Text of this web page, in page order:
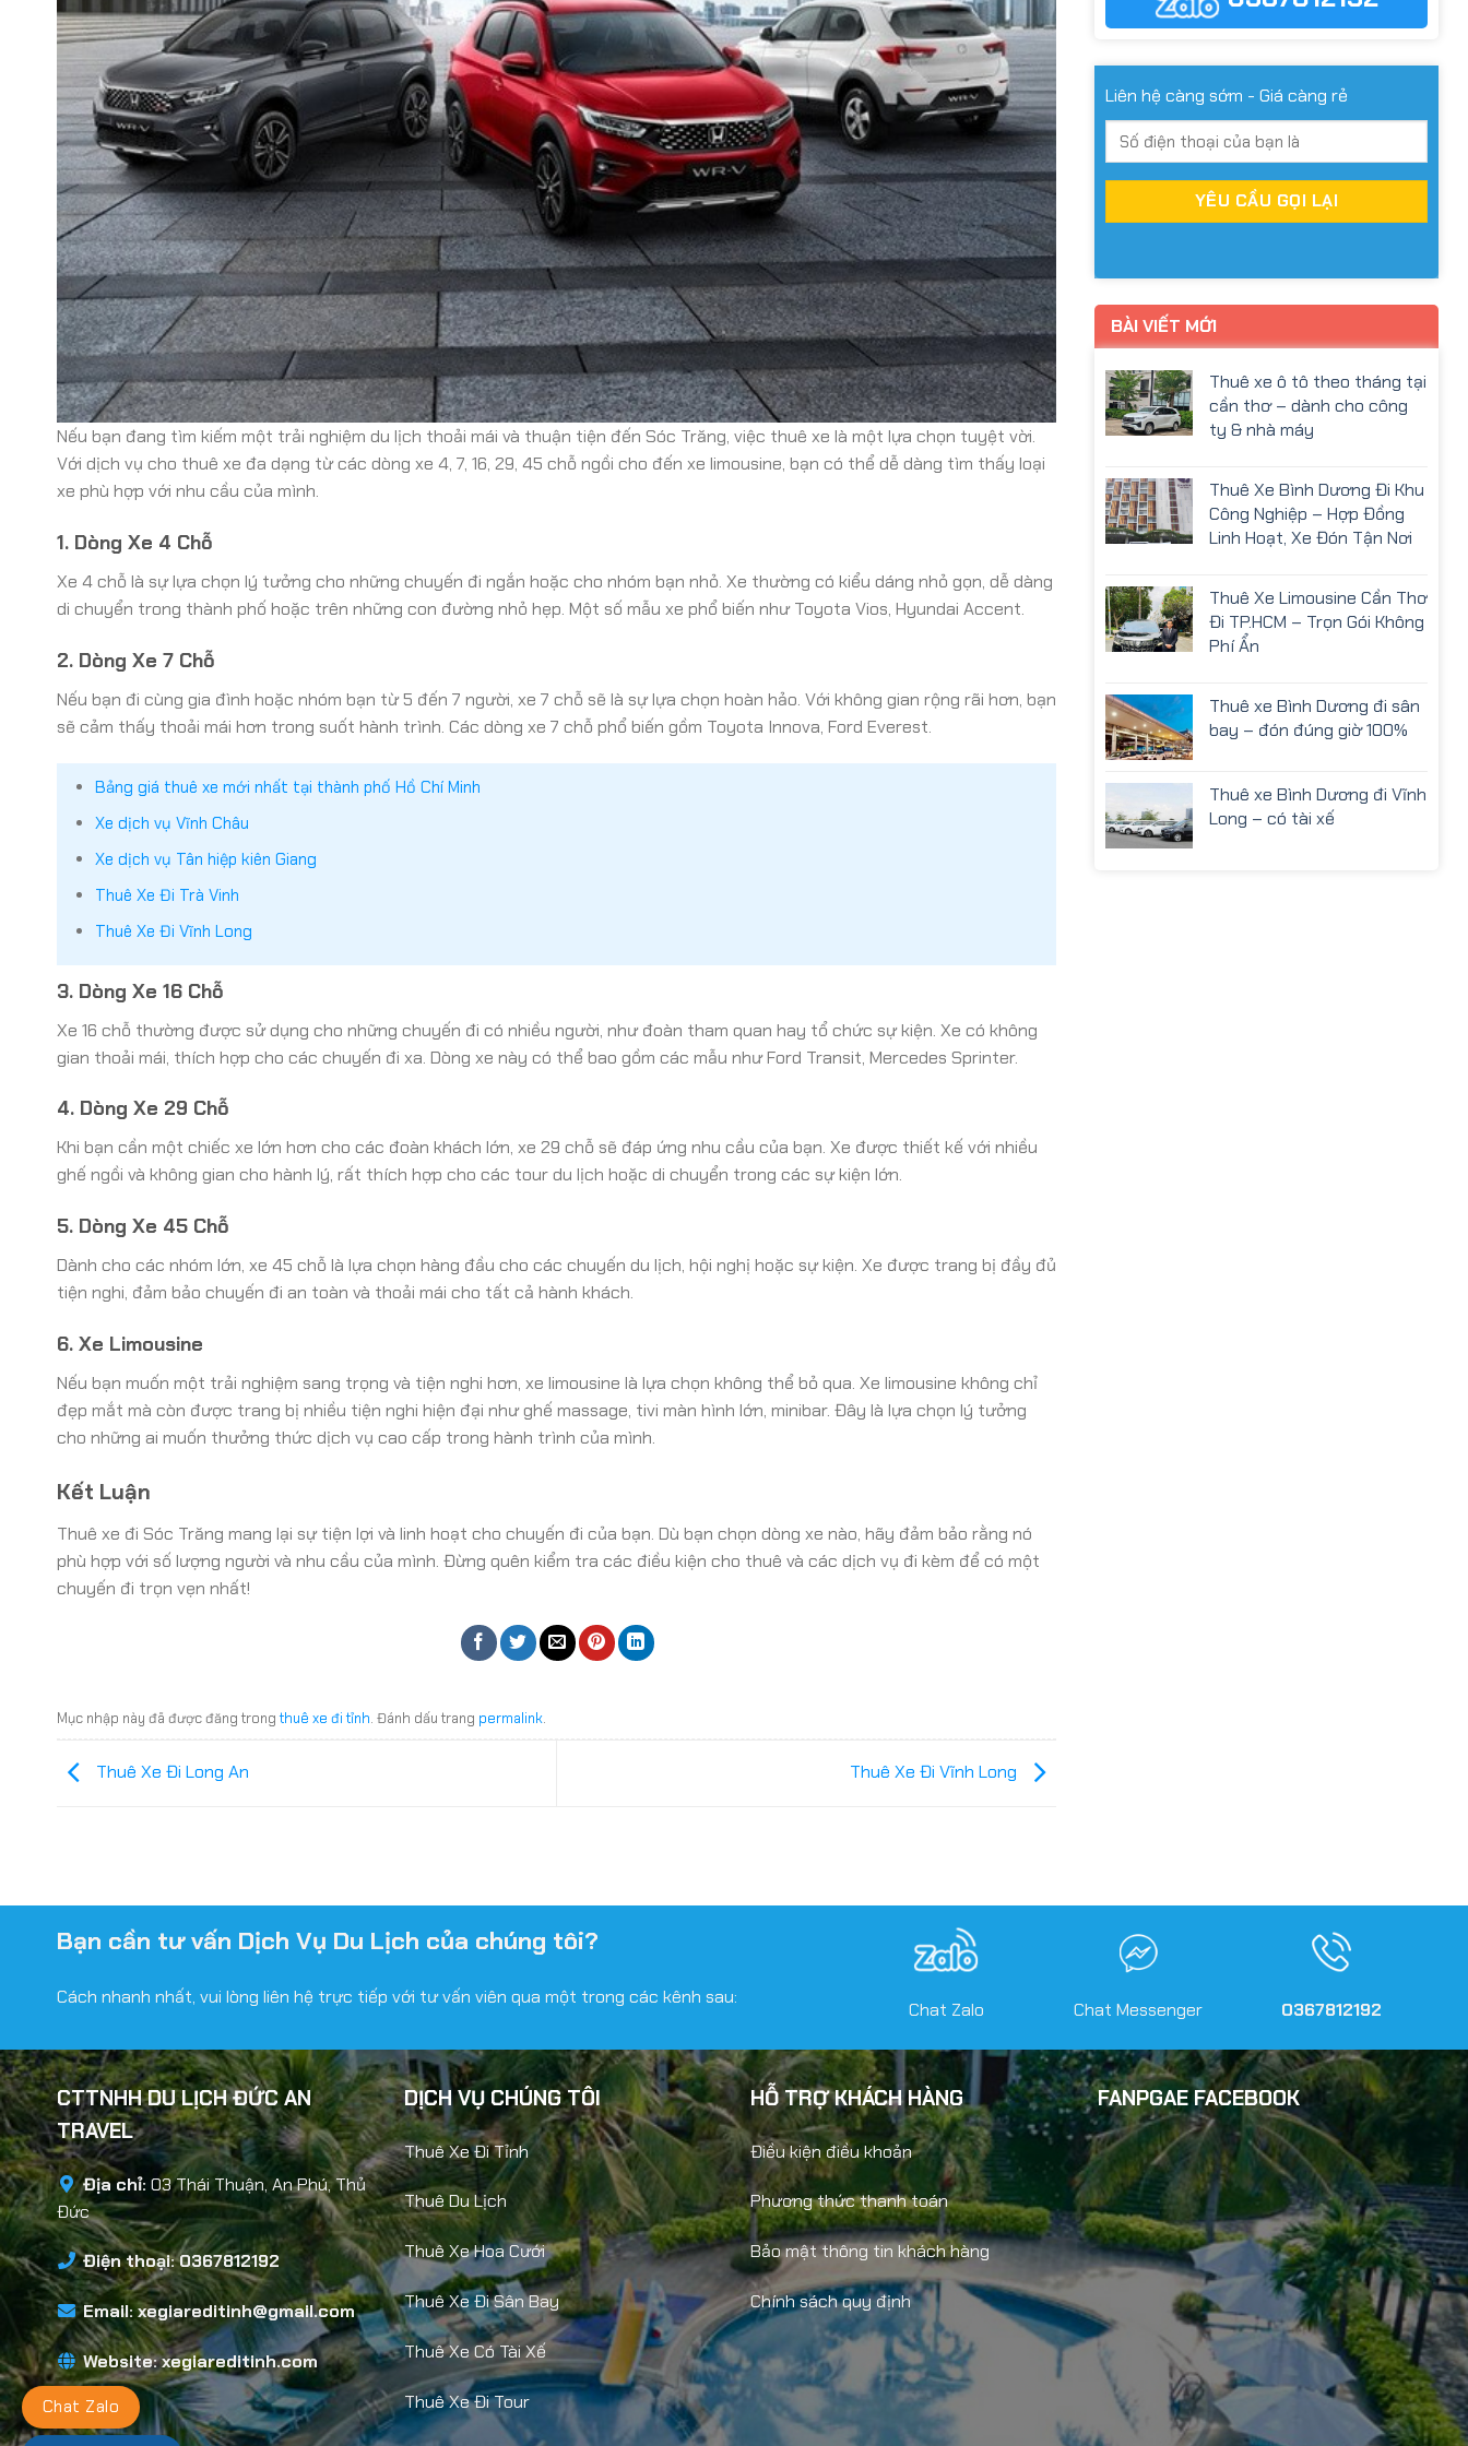
Nếu bạn đang tìm kiếm một trải nghiệm du lịch thoải mái và thuận tiện đến Sóc Trăng, việc thuê xe là một lựa chọn tuyệt vời.
Với dịch vụ cho thuê xe đa dạng từ các dòng xe 4, 7, 16, 29, 45 chỗ ngồi cho đến xe limousine, bạn có thể dễ dàng tìm thấy loại
xe phù hợp với nhu cầu của mình.
1. Dòng Xe 4 Chỗ
Xe 4 chỗ là sự lựa chọn lý tưởng cho những chuyến đi ngắn hoặc cho nhóm bạn nhỏ. Xe thường có kiểu dáng nhỏ gọn, dễ dàng
di chuyển trong thành phố hoặc trên những con đường nhỏ hẹp. Một số mẫu xe phổ biến như Toyota Vios, Hyundai Accent.
2. Dòng Xe 7 Chỗ
Nếu bạn đi cùng gia đình hoặc nhóm bạn từ 5 đến 7 người, xe 7 chỗ sẽ là sự lựa chọn hoàn hảo. Với không gian rộng rãi hơn, bạn
sẽ cảm thấy thoải mái hơn trong suốt hành trình. Các dòng xe 7 chỗ phổ biến gồm Toyota Innova, Ford Everest.
Bảng giá thuê xe mới nhất tại thành phố Hồ Chí Minh
Xe dịch vụ Vĩnh Châu
Xe dịch vụ Tân hiệp kiên Giang
Thuê Xe Đi Trà Vinh
Thuê Xe Đi Vĩnh Long
3. Dòng Xe 16 Chỗ
Xe 16 chỗ thường được sử dụng cho những chuyến đi có nhiều người, như đoàn tham quan hay tổ chức sự kiện. Xe có không
gian thoải mái, thích hợp cho các chuyến đi xa. Dòng xe này có thể bao gồm các mẫu như Ford Transit, Mercedes Sprinter.
4. Dòng Xe 29 Chỗ
Khi bạn cần một chiếc xe lớn hơn cho các đoàn khách lớn, xe 29 chỗ sẽ đáp ứng nhu cầu của bạn. Xe được thiết kế với nhiều
ghế ngồi và không gian cho hành lý, rất thích hợp cho các tour du lịch hoặc di chuyển trong các sự kiện lớn.
5. Dòng Xe 45 Chỗ
Dành cho các nhóm lớn, xe 45 chỗ là lựa chọn hàng đầu cho các chuyến du lịch, hội nghị hoặc sự kiện. Xe được trang bị đầy đủ
tiện nghi, đảm bảo chuyến đi an toàn và thoải mái cho tất cả hành khách.
6. Xe Limousine
Nếu bạn muốn một trải nghiệm sang trọng và tiện nghi hơn, xe limousine là lựa chọn không thể bỏ qua. Xe limousine không chỉ
đẹp mắt mà còn được trang bị nhiều tiện nghi hiện đại như ghế massage, tivi màn hình lớn, minibar. Đây là lựa chọn lý tưởng
cho những ai muốn thưởng thức dịch vụ cao cấp trong hành trình của mình.
Kết Luận
Thuê xe đi Sóc Trăng mang lại sự tiện lợi và linh hoạt cho chuyến đi của bạn. Dù bạn chọn dòng xe nào, hãy đảm bảo rằng nó
phù hợp với số lượng người và nhu cầu của mình. Đừng quên kiểm tra các điều kiện cho thuê và các dịch vụ đi kèm để có một
chuyến đi trọn vẹn nhất!
Mục nhập này đã được đăng trongthuê xe đi tỉnh. Đánh dấu trang permalink.
Thuê Xe Đi Long An Thuê Xe Đi Vĩnh Long
Liên hệ càng sớm - Giá càng rẻ
BÀI VIẾT MỚI
Thuê xe ô tô theo tháng tại
cần thơ – dành cho công
ty & nhà máy
Thuê Xe Bình Dương Đi Khu
Công Nghiệp – Hợp Đồng
Linh Hoạt, Xe Đón Tận Nơi
Thuê Xe Limousine Cần Thơ
Đi TP.HCM – Trọn Gói Không
Phí Ẩn
Thuê xe Bình Dương đi sân
bay – đón đúng giờ 100%
Thuê xe Bình Dương đi Vĩnh
Long – có tài xế
Bạn cần tư vấn Dịch Vụ Du Lịch của chúng tôi?
Cách nhanh nhất, vui lòng liên hệ trực tiếp với tư vấn viên qua một trong các kênh sau:
Chat Zalo Chat Messenger 0367812192
CTTNHH DU LỊCH ĐỨC AN
TRAVEL
Địa chỉ: 03 Thái Thuận, An Phú, Thủ
Đức
Điện thoại: 0367812192
Email:xegiareditinh@gmail.com
Website:xegiareditinh.com
DỊCH VỤ CHÚNG TÔI
Thuê Xe Đi Tỉnh
Thuê Du Lịch
Thuê Xe Hoa Cưới
Thuê Xe Đi Sân Bay
Thuê Xe Có Tài Xế
Thuê Xe Đi Tour
HỖ TRỢ KHÁCH HÀNG
Điều kiện điều khoản
Phương thức thanh toán
Bảo mật thông tin khách hàng
Chính sách quy định
FANPGAE FACEBOOK
Chat Zalo